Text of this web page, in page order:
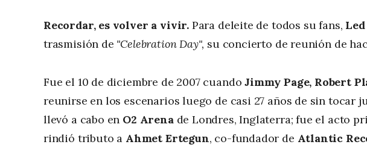
Recordar, es volver a vivir.Para deleite de todos su fans,
trasmisión de "Celebration Day", su concierto de reunión de
Fue el 10 de diciembre de 2007 cuandoJimmy Page, Robert
reunirse en los escenarios luego de casi 27 años de sin tocar
llevó a cabo en O2 Arenade Londres, Inglaterra; fue el acto
rindió tributo a Ahmet Ertegun, co-fundador de Atlantic